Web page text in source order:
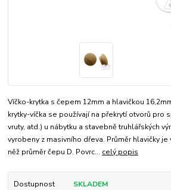
Víčko-krytka s čepem 12mm a hlavičkou
krytky-víčka se používají na překrytí otvorů pro
vruty, atd.) u nábytku a stavebně truhlářských
vyrobeny z masivního dřeva. Průměr hlavičky je
něž průměr čepu D. Povrc... celý popis
Dostupnost
SKLADEM